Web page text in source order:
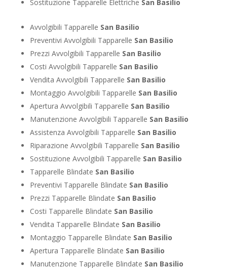
Sostituzione Tapparelle Elettriche San Basilio
Avvolgibili Tapparelle San Basilio
Preventivi Avvolgibili Tapparelle San Basilio
Prezzi Avvolgibili Tapparelle San Basilio
Costi Avvolgibili Tapparelle San Basilio
Vendita Avvolgibili Tapparelle San Basilio
Montaggio Avvolgibili Tapparelle San Basilio
Apertura Avvolgibili Tapparelle San Basilio
Manutenzione Avvolgibili Tapparelle San Basilio
Assistenza Avvolgibili Tapparelle San Basilio
Riparazione Avvolgibili Tapparelle San Basilio
Sostituzione Avvolgibili Tapparelle San Basilio
Tapparelle Blindate San Basilio
Preventivi Tapparelle Blindate San Basilio
Prezzi Tapparelle Blindate San Basilio
Costi Tapparelle Blindate San Basilio
Vendita Tapparelle Blindate San Basilio
Montaggio Tapparelle Blindate San Basilio
Apertura Tapparelle Blindate San Basilio
Manutenzione Tapparelle Blindate San Basilio